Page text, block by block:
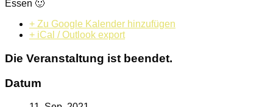
Essen 🙂
+ Zu Google Kalender hinzufügen
+ iCal / Outlook export
Die Veranstaltung ist beendet.
Datum